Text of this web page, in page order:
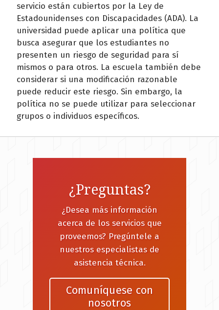
servicio están cubiertos por la Ley de
Estadounidenses con Discapacidades (ADA). La
universidad puede aplicar una política que
busca asegurar que los estudiantes no
presenten un riesgo de seguridad para sí
mismos o para otros. La escuela también debe
considerar si una modificación razonable
puede reducir este riesgo. Sin embargo, la
política no se puede utilizar para seleccionar
grupos o individuos específicos.
¿Preguntas?
¿Desea más información
acerca de los servicios que
proveemos? Pregúntele a
nuestros especialistas de
asistencia técnica.
Comuníquese con
nosotros